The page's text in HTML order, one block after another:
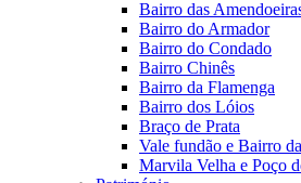
Bairro das
Bairro do Armador
Bairro do Condado
Bairro Chinês
Bairro da Flamenga
Bairro dos Lóios
Braço de Prata
Vale fundão e Bairro
Marvila Velha e Poço